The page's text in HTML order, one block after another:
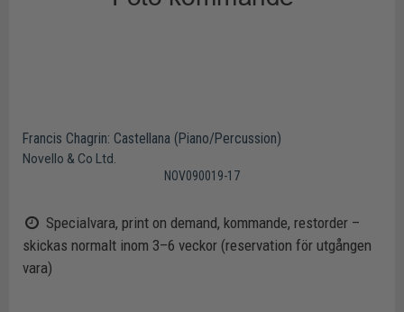
Francis Chagrin: Castellana (Piano/Percussion)
Novello & Co Ltd.
NOV090019-17
Specialvara, print on demand, kommande, restorder –
skickas normalt inom 3–6 veckor (reservation för utgången
vara)